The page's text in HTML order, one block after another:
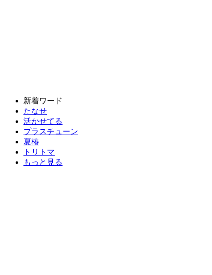
新着ワード
たなせ
活かせてる
プラスチューン
夏椿
トリトマ
もっと見る